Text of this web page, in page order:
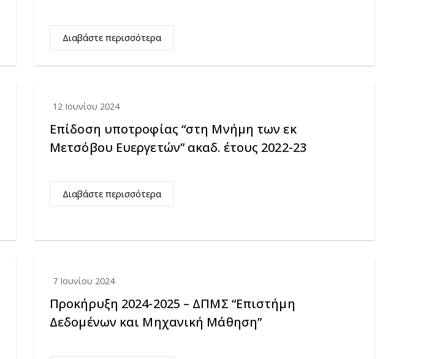
Διαβάστε περισσότερα
12 Ιουνίου 2024
Επίδοση υποτροφίας “στη Μνήμη των εκ
Μετσόβου Ευεργετών” ακαδ. έτους 2022-23
Διαβάστε περισσότερα
7 Ιουνίου 2024
Προκήρυξη 2024-2025 – ΔΠΜΣ “Επιστήμη
Δεδομένων και Μηχανική Μάθηση”